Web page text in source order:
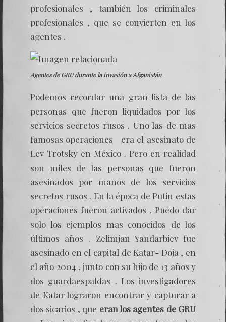
profesionales , también los criminales
profesionales , que se convierten en los
agentes .
Agentes de GRU durante la invasión a Afganistán
Podemos recordar una gran lista de las
personas que fueron liquidados por los
servicios secretos rusos . Uno las de mas
famosas operaciones era el asesinato de
Lev Trotsky en México . Pero en realidad
son miles de las personas que fueron
asesinados por manos de los servicios
secretos rusos . En la época de Putin estas
operaciones fueron activados . Puedo dar
solo los ejemplos mas conocidos de los
últimos años . Zelimjan Yandarbiev fue
asesinado en el capital de Katar- Doja , en
el año 2004 , junto con su hijo de 13 años y
dos guardaespaldas . Los investigadores
de Katar lograron encontrar y capturar a
dos sicarios , que eran los agentes de GRU